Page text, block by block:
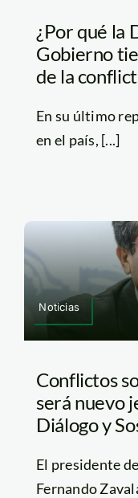
¿Por qué la
Gobierno
de la
En su último
en el país, [...]
Noticias
Conflictos
será nuevo
Diálogo y
El presidente
Fernando